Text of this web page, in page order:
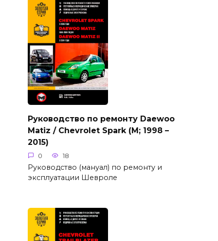
Руководство по ремонту Daewoo
Matiz / Chevrolet Spark (M; 1998 –
2015)
0 18
Руководство (мануал) по ремонту и
эксплуатации Шевроле